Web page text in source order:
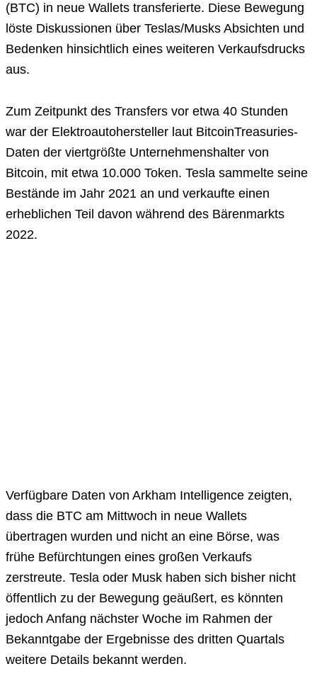
(BTC) in neue Wallets transferierte. Diese Bewegung
löste Diskussionen über Teslas/Musks Absichten und
Bedenken hinsichtlich eines weiteren Verkaufsdrucks
aus.
Zum Zeitpunkt des Transfers vor etwa 40 Stunden
war der Elektroautohersteller laut BitcoinTreasuries-
Daten der viertgrößte Unternehmenshalter von
Bitcoin, mit etwa 10.000 Token. Tesla sammelte seine
Bestände im Jahr 2021 an und verkaufte einen
erheblichen Teil davon während des Bärenmarkts
2022.
Verfügbare Daten von Arkham Intelligence zeigten,
dass die BTC am Mittwoch in neue Wallets
übertragen wurden und nicht an eine Börse, was
frühe Befürchtungen eines großen Verkaufs
zerstreute. Tesla oder Musk haben sich bisher nicht
öffentlich zu der Bewegung geäußert, es könnten
jedoch Anfang nächster Woche im Rahmen der
Bekanntgabe der Ergebnisse des dritten Quartals
weitere Details bekannt werden.